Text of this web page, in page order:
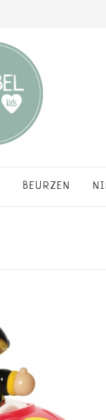
BEURZEN